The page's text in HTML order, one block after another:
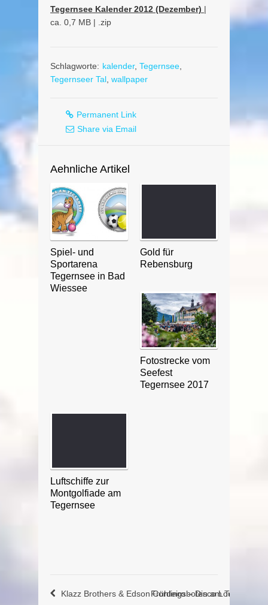
Tegernsee Kalender 2012 (Dezember) |
ca. 0,7 MB | .zip
Schlagworte: kalender, Tegernsee
Tegernseer Tal wallpaper
Permanent Link
Share via Email
Aehnliche Artikel
Spiel- und
Sportarena
Tegernsee in Bad
Wiessee
Gold für
Rebensburg
Fotostrecke vom
Seefest
Tegernsee 2017
Luftschiffe zur
Montgolfiade am
Tegernsee
Klazz Brothers & Edson Cordeiro – Disco Lounge
Frühlingsboten am Tegernsee